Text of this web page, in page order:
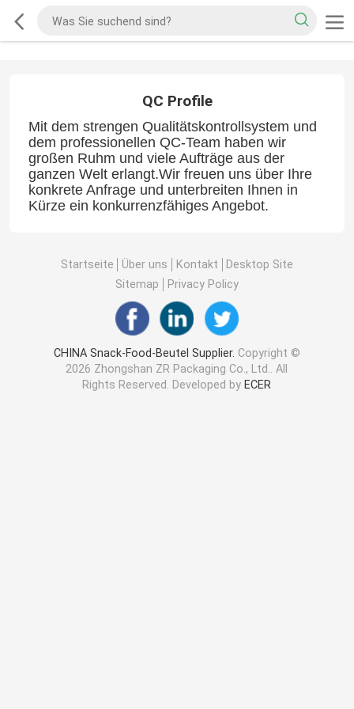
QC Profile
Mit dem strengen Qualitätskontrollsystem und
dem professionellen QC-Team haben wir
großen Ruhm und viele Aufträge aus der
ganzen Welt erlangt.Wir freuen uns über Ihre
konkrete Anfrage und unterbreiten Ihnen in
Kürze ein konkurrenzfähiges Angebot.
Startseite Über uns Kontakt
Desktop Site
Sitemap
Privacy Policy
CHINA Snack-Food-Beutel Supplier. Copyright ©
2026 Zhongshan ZR Packaging Co., Ltd.. All
Rights Reserved. Developed byECER